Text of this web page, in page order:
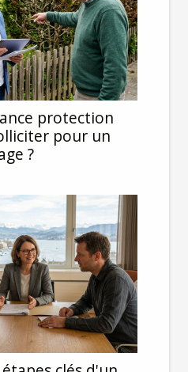
protection
pour un
?